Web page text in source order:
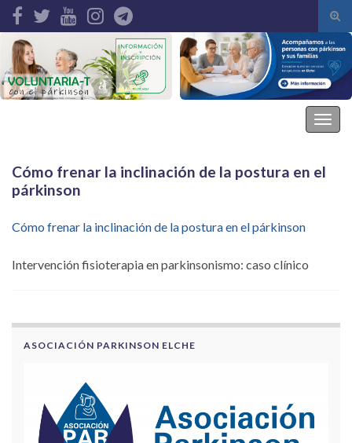
de
Search for:
Cómo frenar la inclinación de la postura en el
párkinson
Cómo frenar la inclinación de la postura en el párkinson
Intervención fisioterapia en parkinsonismo: caso clínico
ASOCIACIÓN PARKINSON ELCHE